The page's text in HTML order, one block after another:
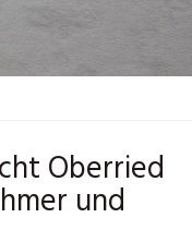
Oberried
und